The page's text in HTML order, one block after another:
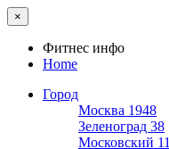
×
Фитнес инфо
Home
Город
Москва 1948
Зеленоград 38
Московский 11